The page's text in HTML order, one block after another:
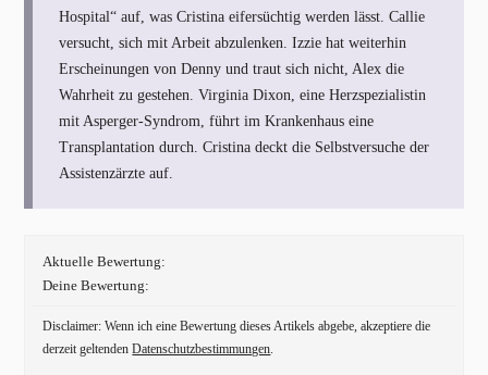
Hospital“ auf, was Cristina eifersüchtig werden lässt. Callie
versucht, sich mit Arbeit abzulenken. Izzie hat weiterhin
Erscheinungen von Denny und traut sich nicht, Alex die
Wahrheit zu gestehen. Virginia Dixon, eine Herzspezialistin
mit Asperger-Syndrom, führt im Krankenhaus eine
Transplantation durch. Cristina deckt die Selbstversuche der
Assistenzärzte auf.
Aktuelle Bewertung:
Deine Bewertung:
Disclaimer: Wenn ich eine Bewertung dieses Artikels abgebe, akzeptiere die
derzeit geltendenDatenschutzbestimmungen.